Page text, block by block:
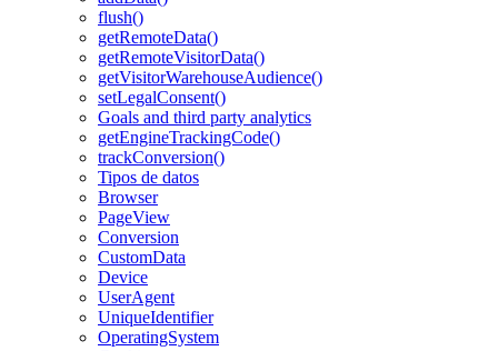
flush()
getRemoteData()
getRemoteVisitorData()
getVisitorWarehouseAudience()
setLegalConsent()
Goals and third party analytics
getEngineTrackingCode()
trackConversion()
Tipos de datos
Browser
PageView
Conversion
CustomData
Device
UserAgent
UniqueIdentifier
OperatingSystem